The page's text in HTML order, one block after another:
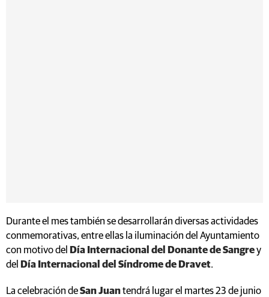
Durante el mes también se desarrollarán diversas actividades
conmemorativas, entre ellas la iluminación del Ayuntamiento
con motivo del
Día Internacional del Donante de Sangrey
del
Día Internacional del Síndrome de Dravet.
La celebración deSan Juantendrá lugar el martes 23 de junio